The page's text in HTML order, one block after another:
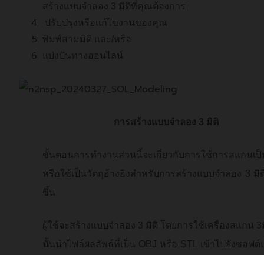
สร้างแบบจำลอง 3 มิติที่คุณต้องการ
ปรับปรุงหรือแก้ไขงานของคุณ
พิมพ์สามมิติ และ/หรือ
แบ่งปันทางออนไลน์
การสร้างแบบจำลอง 3 มิติ
ขั้นตอนการทำงานส่วนนี้จะเกี่ยวกับการใช้การสแกนเ
หรือใช้เป็นวัตถุอ้างอิงสำหรับการสร้างแบบจำลอง 3
ขึ้น
ผู้ใช้จะสร้างแบบจำลอง 3 มิติ โดยการใช้เครื่องสแกน
นั้นนำไฟล์ผลลัพธ์ที่เป็น OBJ หรือ STL เข้าไปยังซอฟต์